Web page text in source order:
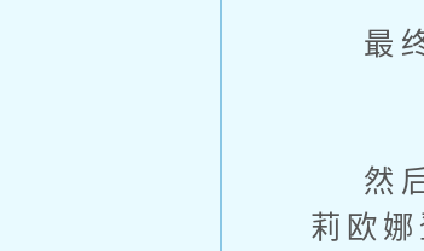
最终
然后,
莉欧